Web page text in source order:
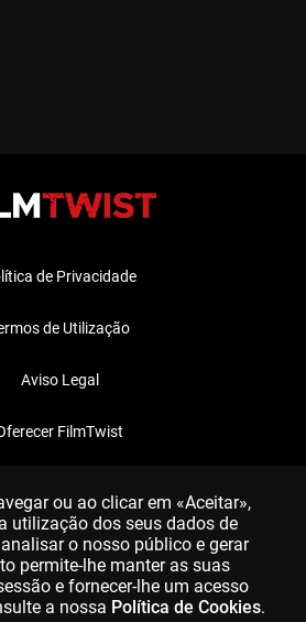
de Privacidade
de Utilização
Aviso Legal
FilmTwist
ou ao clicar em «Aceitar»,
utilização dos seus dados de
o nosso público e gerar
permite-lhe manter as suas
e fornecer-lhe um acesso
a nossa Política de Cookies.